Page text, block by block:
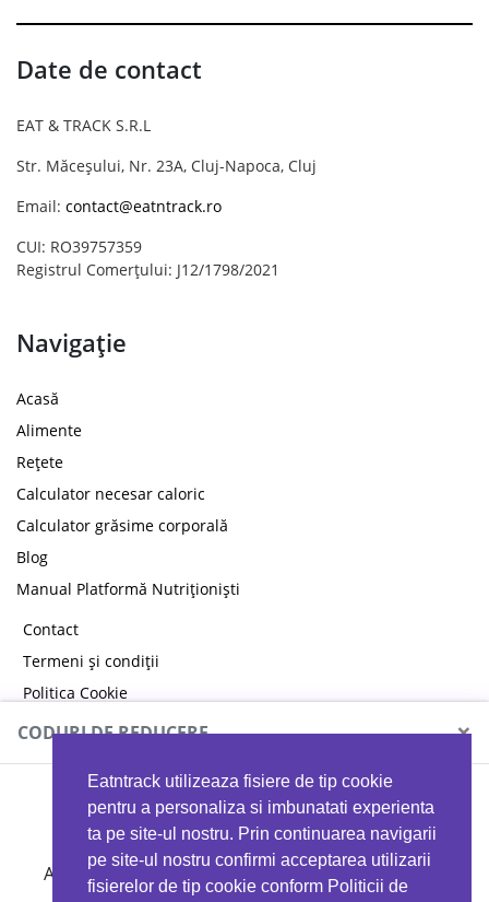
Eatntrack utilizeaza fisiere de tip cookie
pentru a personaliza si imbunatati experienta
ta pe site-ul nostru. Prin continuarea navigarii
pe site-ul nostru confirmi acceptarea utilizarii
fisierelor de tip cookie conform Politicii de
Date de contact
EAT & TRACK S.R.L
Str. Măceșului, Nr. 23A, Cluj-Napoca, Cluj
Email: contact@eatntrack.ro
CUI: RO39757359
Registrul Comerțului: J12/1798/2021
Navigație
Acasă
Alimente
Rețete
Calculator necesar caloric
Calculator grăsime corporală
Blog
Manual Platformă Nutriționiști
Contact
Termeni și condiții
Politica Cookie
Politica de confidențialitate
CODURI DE REDUCERE ×
MYPROTEIN
Ai 40%reducere la orice comandă folosind codul